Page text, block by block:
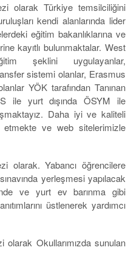
olarak Türkiye temsilciliğini
kendi alanlarında lider
eğitim bakanlıklarına ve
kayıtlı bulunmaktalar. West
şeklini uygulayanlar,
sistemi olanlar, Erasmus
YÖK tarafından Tanınan
ile yurt dışında ÖSYM ile
Daha iyi ve kaliteli
etmekte ve web sitelerimizle
olarak. Yabancı öğrencilere
yerleşmesi yapılacak
ve yurt ev barınma gibi
üstlenerek yardımcı
olarak Okullarımızda sunulan